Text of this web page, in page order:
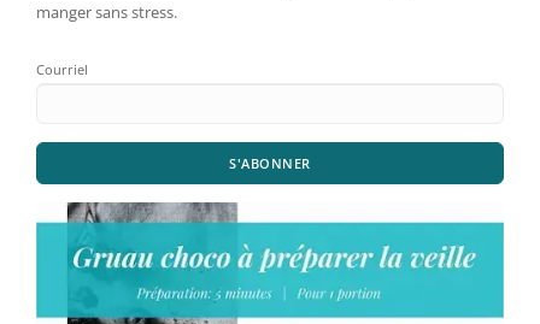
manger sans stress.
Courriel
S'ABONNER